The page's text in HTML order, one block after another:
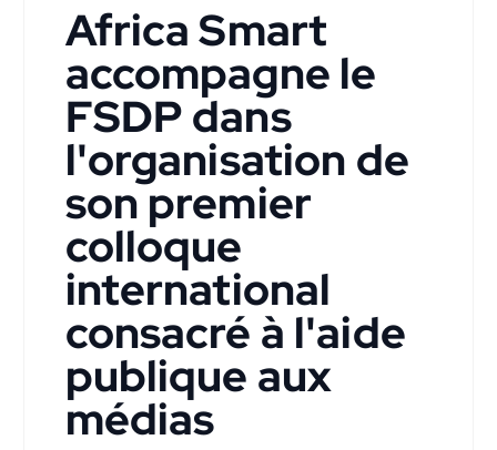
Africa Smart
accompagne le
FSDP dans
l'organisation de
son premier
colloque
international
consacré à l'aide
publique aux
médias